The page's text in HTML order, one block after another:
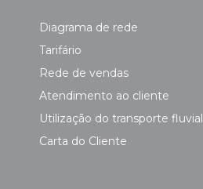
Diagrama de rede
Tarifário
Rede de vendas
Atendimento ao cliente
Utilização do transporte fluvial
Carta do Cliente